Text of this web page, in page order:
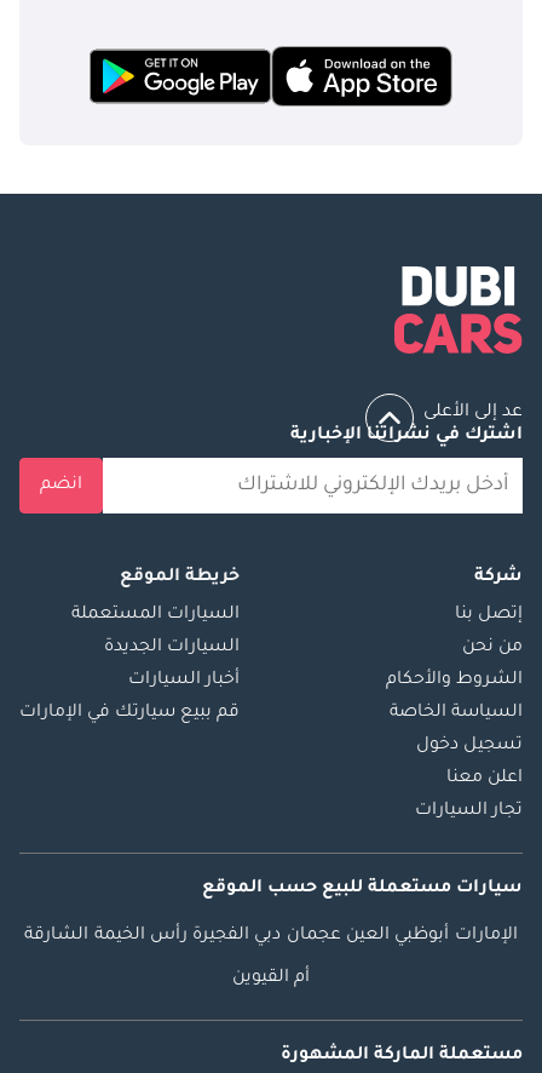
عد إلى الأعلى
اشترك في نشراتنا الإخبارية
انضم
شركة
إتصل بنا
من نحن
الشروط والأحكام
السياسة الخاصة
تسجيل دخول
اعلن معنا
تجار السيارات
خريطة الموقع
السيارات المستعملة
السيارات الجديدة
أخبار السيارات
قم ببيع سيارتك في الإمارات
سيارات مستعملة للبيع حسب الموقع
الإمارات أبوظبي العين عجمان دبي الفجيرة رأس الخيمة الشارقة
أم القيوين
مستعملة الماركة المشهورة